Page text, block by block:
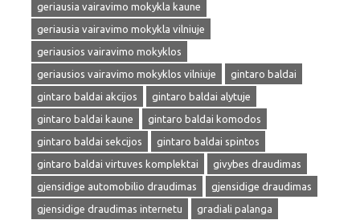
geriausia vairavimo mokykla kaune
geriausia vairavimo mokykla vilniuje
geriausios vairavimo mokyklos
geriausios vairavimo mokyklos vilniuje
gintaro baldai
gintaro baldai akcijos
gintaro baldai alytuje
gintaro baldai kaune
gintaro baldai komodos
gintaro baldai sekcijos
gintaro baldai spintos
gintaro baldai virtuves komplektai
givybes draudimas
gjensidige automobilio draudimas
gjensidige draudimas
gjensidige draudimas internetu
gradiali palanga